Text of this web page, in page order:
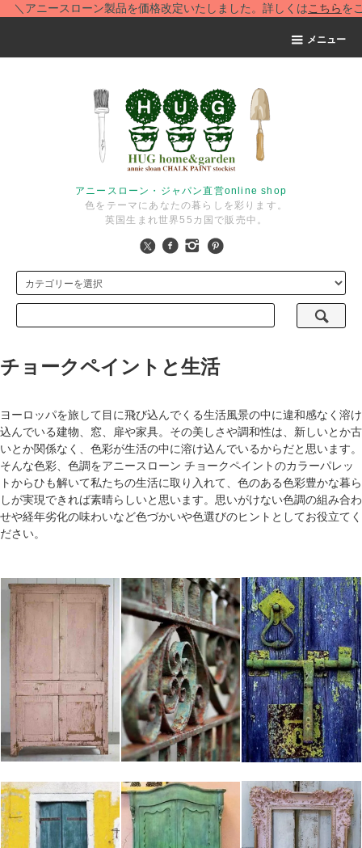
ースローン製品を価格改定いたしました。詳しくはこちらをご覧くだ
メニュー
アニースローン・ジャパン直営online shop
色をテーマにあなたの暮らしを彩ります。
英国生まれ世界55カ国で販売中。
チョークペイントと生活
ヨーロッパを旅して目に飛び込んでくる生活風景の中に違和感なく溶け
込んでいる建物、窓、扉や家具。その美しさや調和性は、新しいとか古
いとか関係なく、色彩が生活の中に溶け込んでいるからだと思います。
そんな色彩、色調をアニースローン チョークペイントのカラーパレッ
トからひも解いて私たちの生活に取り入れて、色のある色彩豊かな暮ら
しが実現できれば素晴らしいと思います。思いがけない色調の組み合わ
せや経年劣化の味わいなど色づかいや色選びのヒントとしてお役立てく
ださい。